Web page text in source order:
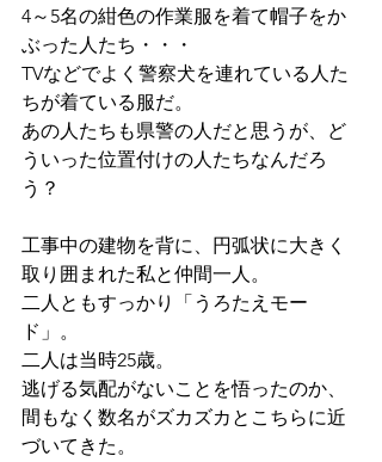
4～5名の紺色の作業服を着て帽子をか
ぶった人たち・・・
TVなどでよく警察犬を連れている人た
ちが着ている服だ。
あの人たちも県警の人だと思うが、ど
ういった位置付けの人たちなんだろ
う？
工事中の建物を背に、円弧状に大きく
取り囲まれた私と仲間一人。
二人ともすっかり「うろたえモー
ド」。
二人は当時25歳。
逃げる気配がないことを悟ったのか、
間もなく数名がズカズカとこちらに近
づいてきた。